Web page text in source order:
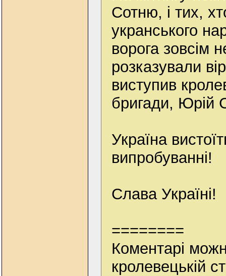
Сотню, і тих,
укранського
ворога зовсім
розказували
виступив
бригади, Юрій
Україна
випробуванні!
Слава Україні!
========
Коментарі
кролевецькій